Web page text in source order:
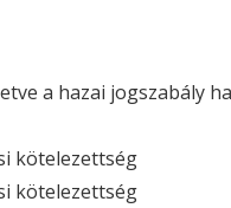
a hazai jogszabály
kötelezettség
kötelezettség